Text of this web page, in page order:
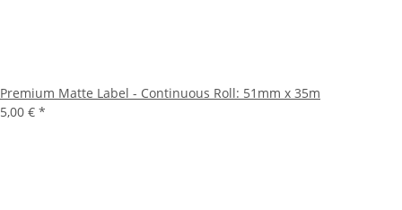
Premium Matte Label - Continuous Roll: 51mm x 35m
5,00 € *